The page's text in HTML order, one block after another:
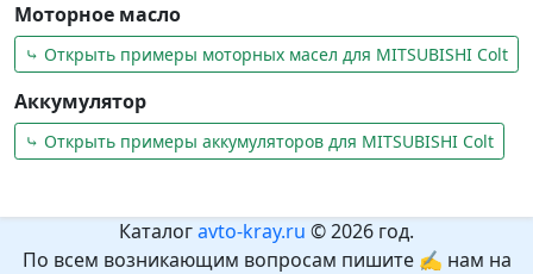
Моторное масло
⤷ Открыть примеры моторных масел для MITSUBISHI Colt
Аккумулятор
⤷ Открыть примеры аккумуляторов для MITSUBISHI Colt
Каталогavto-kray.ru © 2026 год.
По всем возникающим вопросам пишите ✍ нам на